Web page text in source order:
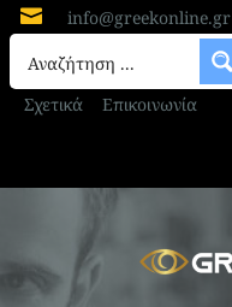
 info@greekonline.gr
Σχετικά Επικοινωνία